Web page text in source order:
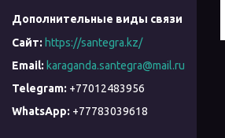
https://santegra.kz/
karaganda.santegra@mail.ru
+77012483956
+77783039618